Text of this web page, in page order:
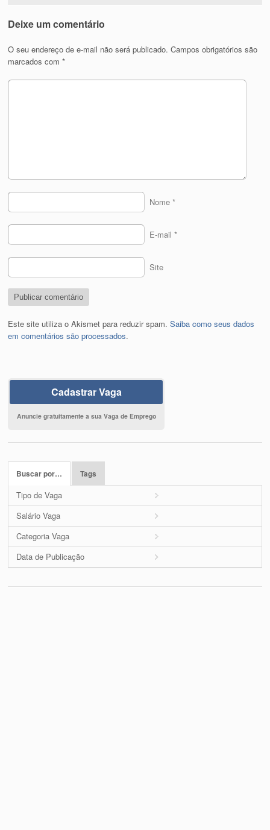
Deixe um comentário
O seu endereço de e-mail não será publicado. Campos obrigatórios são
marcados com*
Nome *
E-mail *
Site
Este site utiliza o Akismet para reduzir spam.Saiba como seus dados
em comentários são processados.
Cadastrar Vaga
Anuncie gratuitamente a sua Vaga de Emprego
Buscar por… Tags
Tipo de Vaga
Salário Vaga
Categoria Vaga
Data de Publicação